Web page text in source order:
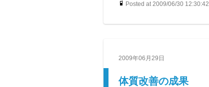
Posted at 2009/06/30 12:30:42
2009年06月29日
体質改善の成果